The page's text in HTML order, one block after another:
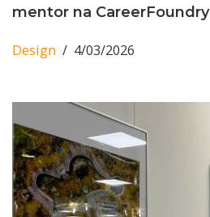
mentor na CareerFoundry
Design 4/03/2026